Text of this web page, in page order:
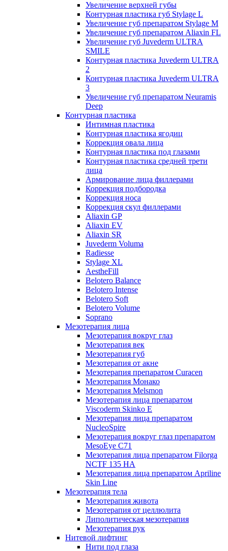
Увеличение верхней губы
Контурная пластика губ Stylage L
Увеличение губ препаратом Stylage M
Увеличение губ препаратом Aliaxin FL
Увеличение губ Juvederm ULTRA
SMILE
Контурная пластика Juvederm ULTRA
2
Контурная пластика Juvederm ULTRA
3
Увеличение губ препаратом Neuramis
Deep
Контурная пластика
Интимная пластика
Контурная пластика ягодиц
Коррекция овала лица
Контурная пластика под глазами
Контурная пластика средней трети
лица
Армирование лица филлерами
Коррекция подбородка
Коррекция носа
Коррекция скул филлерами
Aliaxin GP
Aliaxin EV
Aliaxin SR
Juvederm Voluma
Radiesse
Stylage XL
AestheFill
Belotero Balance
Belotero Intense
Belotero Soft
Belotero Volume
Soprano
Мезотерапия лица
Мезотерапия вокруг глаз
Мезотерапия век
Мезотерапия губ
Мезотерапия от акне
Мезотерапия препаратом Curacen
Мезотерапия Монако
Мезотерапия Melsmon
Мезотерапия лица препаратом
Viscoderm Skinko E
Мезотерапия лица препаратом
NucleoSpire
Мезотерапия вокруг глаз препаратом
MesoEye С71
Мезотерапия лица препаратом Filorga
NCTF 135 HA
Мезотерапия лица препаратом Apriline
Skin Line
Мезотерапия тела
Мезотерапия живота
Мезотерапия от целлюлита
Липолитическая мезотерапия
Мезотерапия рук
Нитевой лифтинг
Нити под глаза